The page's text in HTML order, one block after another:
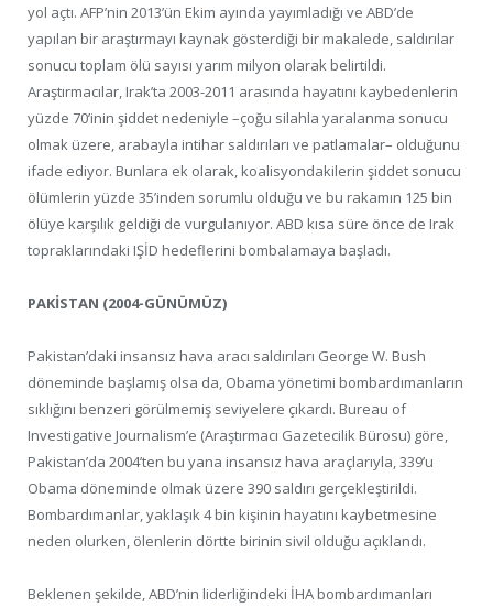
yol açtı. AFP’nin 2013’ün Ekim ayında yayımladığı ve ABD’de
yapılan bir araştırmayı kaynak gösterdiği bir makalede, saldırılar
sonucu toplam ölü sayısı yarım milyon olarak belirtildi.
Araştırmacılar, Irak’ta 2003-2011 arasında hayatını kaybedenlerin
yüzde 70’inin şiddet nedeniyle –çoğu silahla yaralanma sonucu
olmak üzere, arabayla intihar saldırıları ve patlamalar– olduğunu
ifade ediyor. Bunlara ek olarak, koalisyondakilerin şiddet sonucu
ölümlerin yüzde 35’inden sorumlu olduğu ve bu rakamın 125 bin
ölüye karşılık geldiği de vurgulanıyor. ABD kısa süre önce de Irak
topraklarındaki IŞİD hedeflerini bombalamaya başladı.
PAKİSTAN (2004-GÜNÜMÜZ)
Pakistan’daki insansız hava aracı saldırıları George W. Bush
döneminde başlamış olsa da, Obama yönetimi bombardımanların
sıklığını benzeri görülmemiş seviyelere çıkardı. Bureau of
Investigative Journalism’e (Araştırmacı Gazetecilik Bürosu) göre,
Pakistan’da 2004’ten bu yana insansız hava araçlarıyla, 339’u
Obama döneminde olmak üzere 390 saldırı gerçekleştirildi.
Bombardımanlar, yaklaşık 4 bin kişinin hayatını kaybetmesine
neden olurken, ölenlerin dörtte birinin sivil olduğu açıklandı.
Beklenen şekilde, ABD’nin liderliğindeki İHA bombardımanları